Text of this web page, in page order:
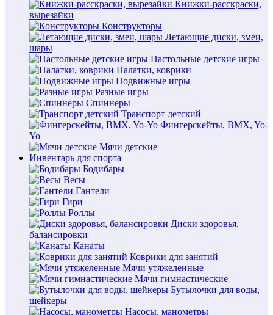
Книжки-расскраски,
вырезайки
Конструкторы
Летающие диски, змеи,
шары
Настольные детские игры
Палатки, коврики
Подвижные игры
Разные игры
Спиннеры
Транспорт детский
Фингерскейты, BMX, Yo-
Yo
Мячи детские
Инвентарь для спорта
Бодибары
Весы
Гантели
Гири
Роллы
Диски здоровья,
балансировки
Канаты
Коврики для занятий
Мячи утяжеленные
Мячи гимнастические
Бутылочки для воды,
шейкеры
Насосы, манометры